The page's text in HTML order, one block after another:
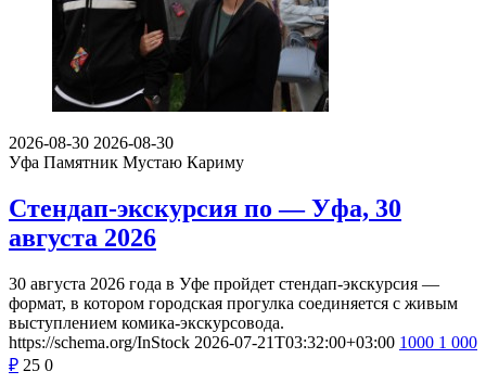
2026-08-30 2026-08-30
Уфа Памятник Мустаю Кариму
Стендап-экскурсия по — Уфа, 30
августа 2026
30 августа 2026 года в Уфе пройдет стендап-экскурсия —
формат, в котором городская прогулка соединяется с живым
выступлением комика-экскурсовода.
https://schema.org/InStock 2026-07-21T03:32:00+03:00 1000 1 000
₽ 25 0